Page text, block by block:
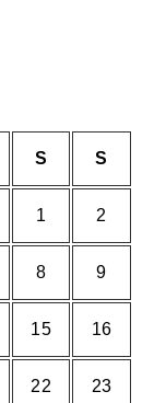
S S
1 2
8 9
15 16
22 23